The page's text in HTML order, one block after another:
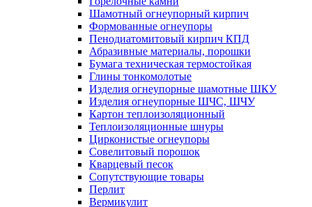
Шамотный огнеупорный кирпич
Формованные огнеупоры
Пенодиатомитовый кирпич КПД
Абразивные материалы, порошки
Бумага техническая термостойкая
Глины тонкомолотые
Изделия огнеупорные шамотные ШКУ
Изделия огнеупорные ШЧС, ШЧУ
Картон теплоизоляционный
Теплоизоляционные шнуры
Цирконистые огнеупоры
Совелитовый порошок
Кварцевый песок
Сопутствующие товары
Перлит
Вермикулит